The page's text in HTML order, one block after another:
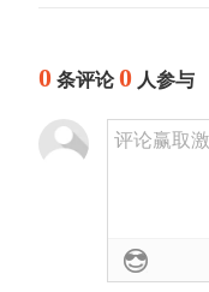
0 条评论0 人参与
评论赢取